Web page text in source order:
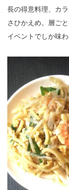
長の得意料理、カ
さひかえめ。層ご
イベントでしか味